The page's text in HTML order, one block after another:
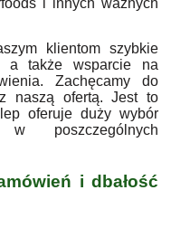
klientom szybkie
a także wsparcie na
Zachęcamy do
naszą ofertą. Jest to
oferuje duży wybór
w poszczególnych
i dbałość